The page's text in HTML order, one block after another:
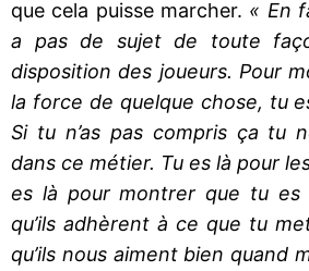
que cela puisse marcher. « En
a pas de sujet de toute
disposition des joueurs. Pour
la force de quelque chose, tu
Si tu n’as pas compris ça tu
dans ce métier. Tu es là pour
es là pour montrer que tu es
qu’ils adhèrent à ce que tu
qu’ils nous aiment bien quand